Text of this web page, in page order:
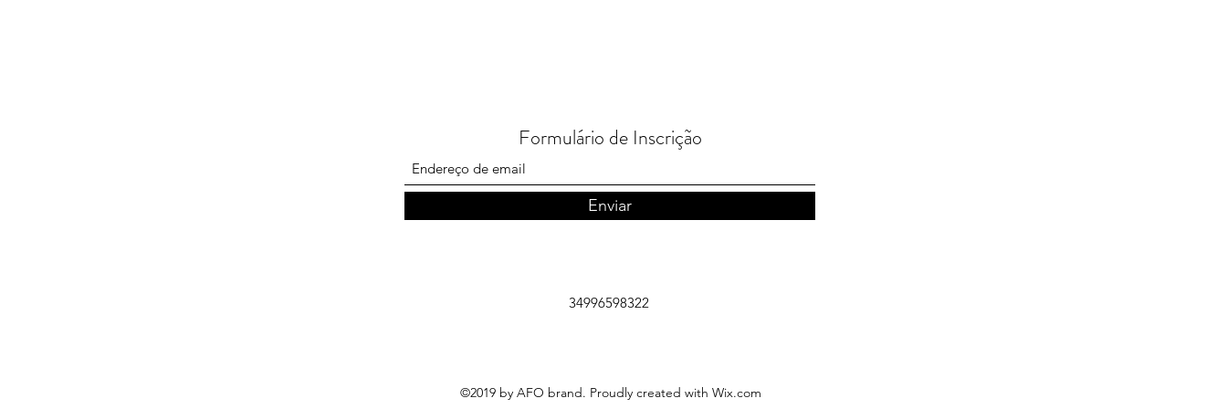
Formulário de Inscrição
Enviar
34996598322
©2019 by AFO brand. Proudly created with Wix.com